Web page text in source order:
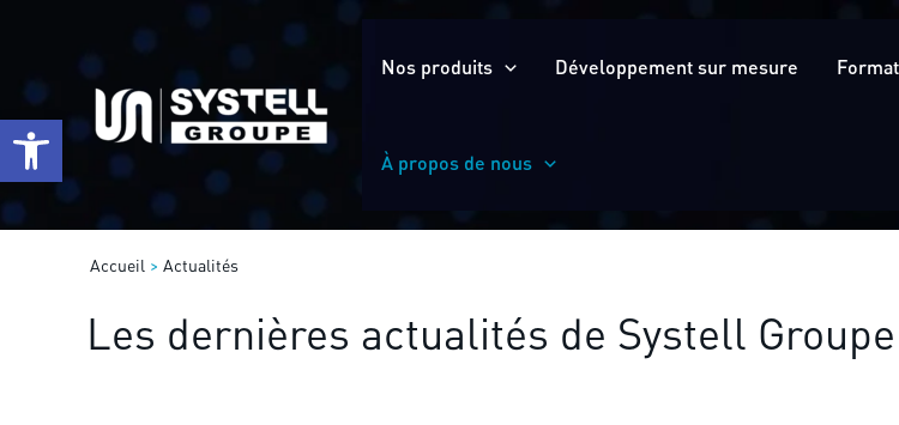
Ouvrir la barre d’outils
Nos produits Développement sur mesure
À propos de nous
Accueil Actualités
Les dernières actualités de Systell Groupe